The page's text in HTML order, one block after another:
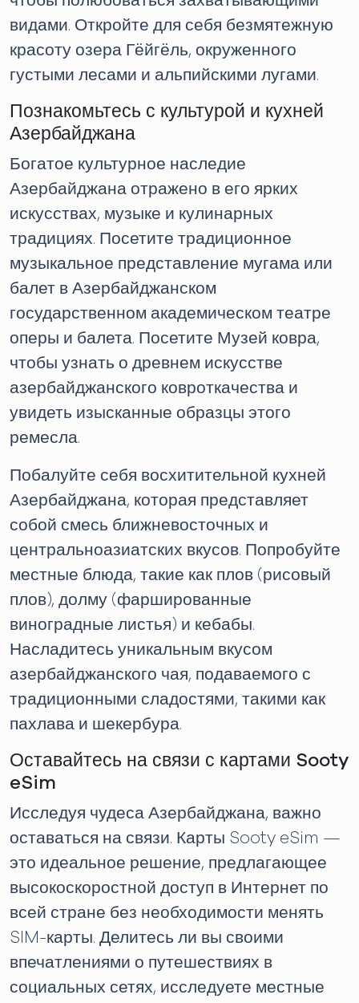
видами. Откройте для себя безмятежную
красоту озера Гёйгёль, окруженного
густыми лесами и альпийскими лугами.
Познакомьтесь с культурой и кухней
Азербайджана
Богатое культурное наследие
Азербайджана отражено в его ярких
искусствах, музыке и кулинарных
традициях. Посетите традиционное
музыкальное представление мугама или
балет в Азербайджанском
государственном академическом театре
оперы и балета. Посетите Музей ковра,
чтобы узнать о древнем искусстве
азербайджанского ковроткачества и
увидеть изысканные образцы этого
ремесла.
Побалуйте себя восхитительной кухней
Азербайджана, которая представляет
собой смесь ближневосточных и
центральноазиатских вкусов. Попробуйте
местные блюда, такие как плов (рисовый
плов), долму (фаршированные
виноградные листья) и кебабы.
Насладитесь уникальным вкусом
азербайджанского чая, подаваемого с
традиционными сладостями, такими как
пахлава и шекербура.
Оставайтесь на связи с картами Sooty
eSim
Исследуя чудеса Азербайджана, важно
оставаться на связи. Карты Sooty eSim —
это идеальное решение, предлагающее
высокоскоростной доступ в Интернет по
всей стране без необходимости менять
SIM-карты. Делитесь ли вы своими
впечатлениями о путешествиях в
социальных сетях, исследуете местные